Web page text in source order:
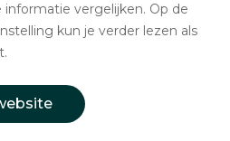
informatie vergelijken. Op de
kun je verder lezen als